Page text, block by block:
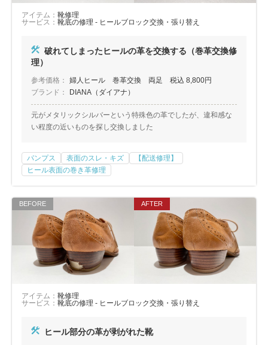
店舗を探す
オンライン修理見積もりサービス（配送修理）
よくあるご質問
お問い合わせ
アイテム： 靴修理
サービス： 靴底の修理 - ヒールブロック交換・張り替え
破れてしまったヒールの革を交換する（巻革交換修
理）
参考価格：
婦人ヒール 巻革交換 両足 税込 8,800円
ブランド：
DIANA（ダイアナ）
元がメタリックシルバーという特殊色の革でしたが、違和感な
い程度の近いものを探し交換しました
パンプス 表面のスレ・キズ
【配送修理】
ヒール表面の巻き革修理
アイテム： 靴修理
サービス： 靴底の修理 - ヒールブロック交換・張り替え
ヒール部分の革が剥がれた靴